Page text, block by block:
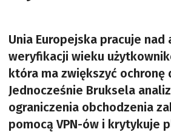
Unia Europejska pracuje nad
weryfikacji wieku
która ma zwiększyć ochronę
Jednocześnie Bruksela
ograniczenia obchodzenia
pomocą VPN-ów i krytykuje